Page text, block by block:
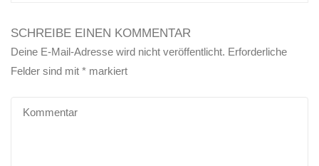
SCHREIBE EINEN KOMMENTAR
Deine E-Mail-Adresse wird nicht veröffentlicht. Erforderliche
Felder sind mit* markiert